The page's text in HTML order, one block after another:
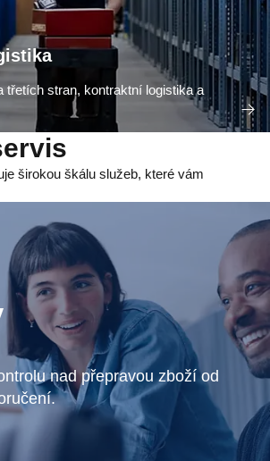
třetích stran, kontraktní logistika a
širokou škálu služeb, které vám
nad přepravou zboží od